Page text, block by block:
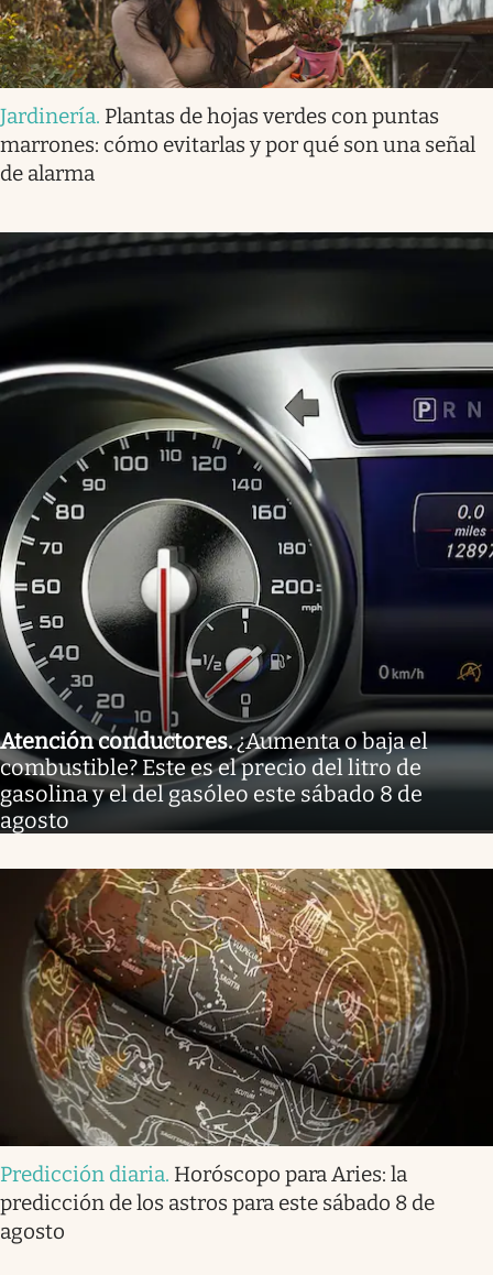
Jardinería. Plantas de hojas verdes con puntas
marrones: cómo evitarlas y por qué son una señal
de alarma
Atención conductores.¿Aumenta o baja el
combustible? Este es el precio del litro de
gasolina y el del gasóleo este sábado 8 de
agosto
Predicción diaria. Horóscopo para Aries: la
predicción de los astros para este sábado 8 de
agosto